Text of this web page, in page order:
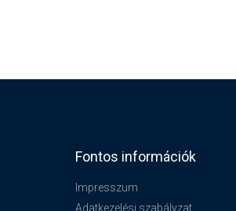
Fontos információk
Impresszum
Adatkezelési szabályzat